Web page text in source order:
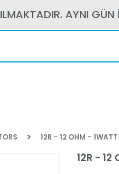
AYNI
12R - 12 OHM -
12R - 12